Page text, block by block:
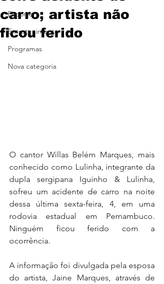
Esporte
Entretenimento
Programas
Nova categoria
carro; artista não
ficou ferido
O cantor Willas Belém Marques, mais
conhecido como Lulinha, integrante da
dupla sergipana Iguinho & Lulinha,
sofreu um acidente de carro na noite
dessa última sexta-feira, 4, em uma
rodovia estadual em Pernambuco.
Ninguém ficou ferido com a
ocorrência.
A informação foi divulgada pela esposa
do artista, Jaine Marques, através de